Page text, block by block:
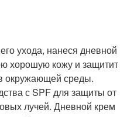
ухода, нанеся дневной
хорошую кожу и защитит
окружающей среды.
с SPF для защиты от
лучей. Дневной крем